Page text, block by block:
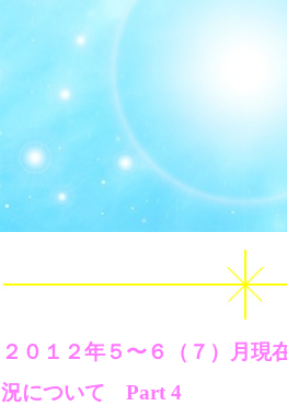
２０１２年５〜６（７）月現
況について Part 4